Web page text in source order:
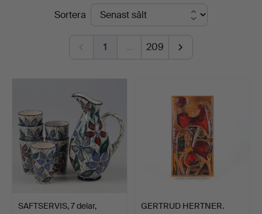
SlutpriserSortera
1 … 209
SAFTSERVIS, 7 delar,
GERTRUD HERTNER.